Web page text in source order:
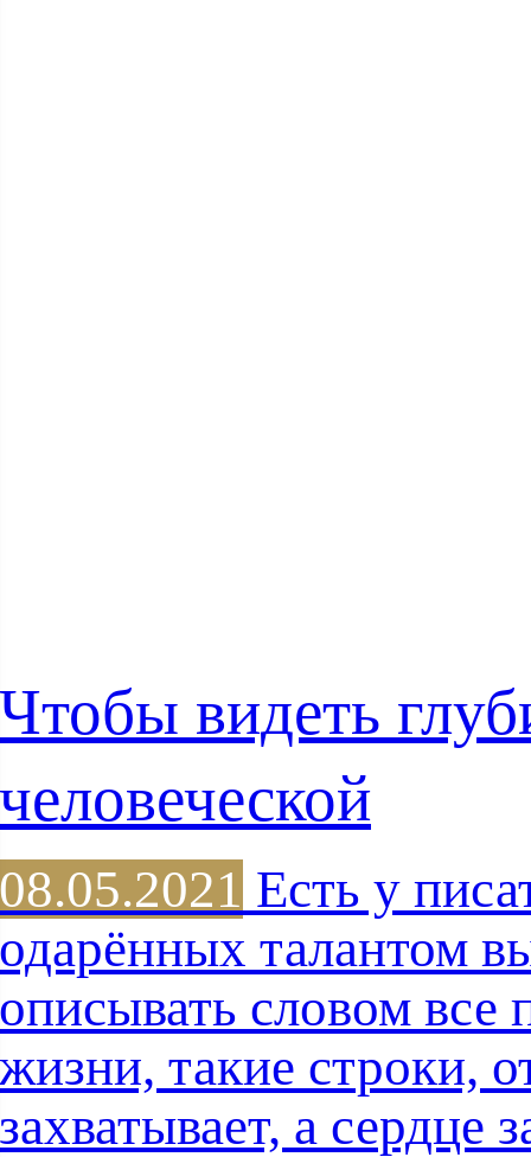
Чтобы видеть
человеческой
08.05.2021 Есть у
одарённых талантом
описывать словом все
жизни, такие строки,
захватывает, а сердце